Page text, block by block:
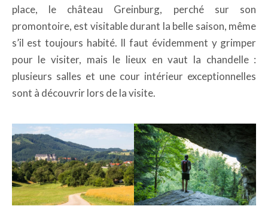
place, le château Greinburg, perché sur son
promontoire, est visitable durant la belle saison, même
s’il est toujours habité. Il faut évidemment y grimper
pour le visiter, mais le lieux en vaut la chandelle :
plusieurs salles et une cour intérieur exceptionnelles
sont à découvrir lors de la visite.